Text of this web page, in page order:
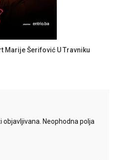
Marije Šerifović U Travniku
objavljivana. Neophodna polja